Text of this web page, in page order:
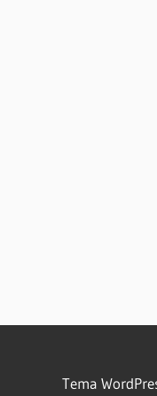
Tema